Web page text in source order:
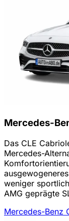
Mercedes-
Das CLE
Mercedes-
weniger
AMG geprägte
Mercedes-Benz